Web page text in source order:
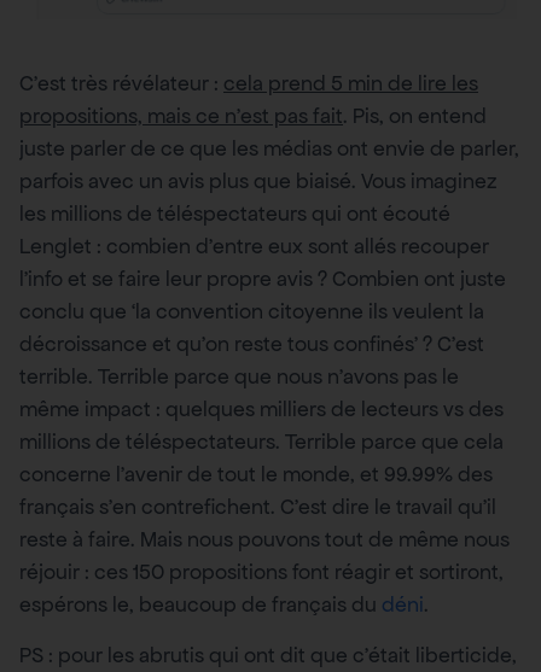
C’est très révélateur : cela prend 5 min de lire les
propositions, mais ce n’est pas fait. Pis, on entend
juste parler de ce que les médias ont envie de parler,
parfois avec un avis plus que biaisé. Vous imaginez
les millions de téléspectateurs qui ont écouté
Lenglet : combien d’entre eux sont allés recouper
l’info et se faire leur propre avis ? Combien ont juste
conclu que ‘la convention citoyenne ils veulent la
décroissance et qu’on reste tous confinés’ ? C’est
terrible. Terrible parce que nous n’avons pas le
même impact : quelques milliers de lecteurs vs des
millions de téléspectateurs. Terrible parce que cela
concerne l’avenir de tout le monde, et 99.99% des
français s’en contrefichent. C’est dire le travail qu’il
reste à faire. Mais nous pouvons tout de même nous
réjouir : ces 150 propositions font réagir et sortiront,
espérons le, beaucoup de français du déni.
PS : pour les abrutis qui ont dit que c’était liberticide,